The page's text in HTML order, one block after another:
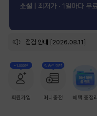
점검 안내 [2026.08.11]
+1,000원
회원가입
첫충전 혜택
머니충전 혜택 총정리